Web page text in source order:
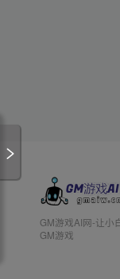
GM游戏AI网-让小
GM游戏